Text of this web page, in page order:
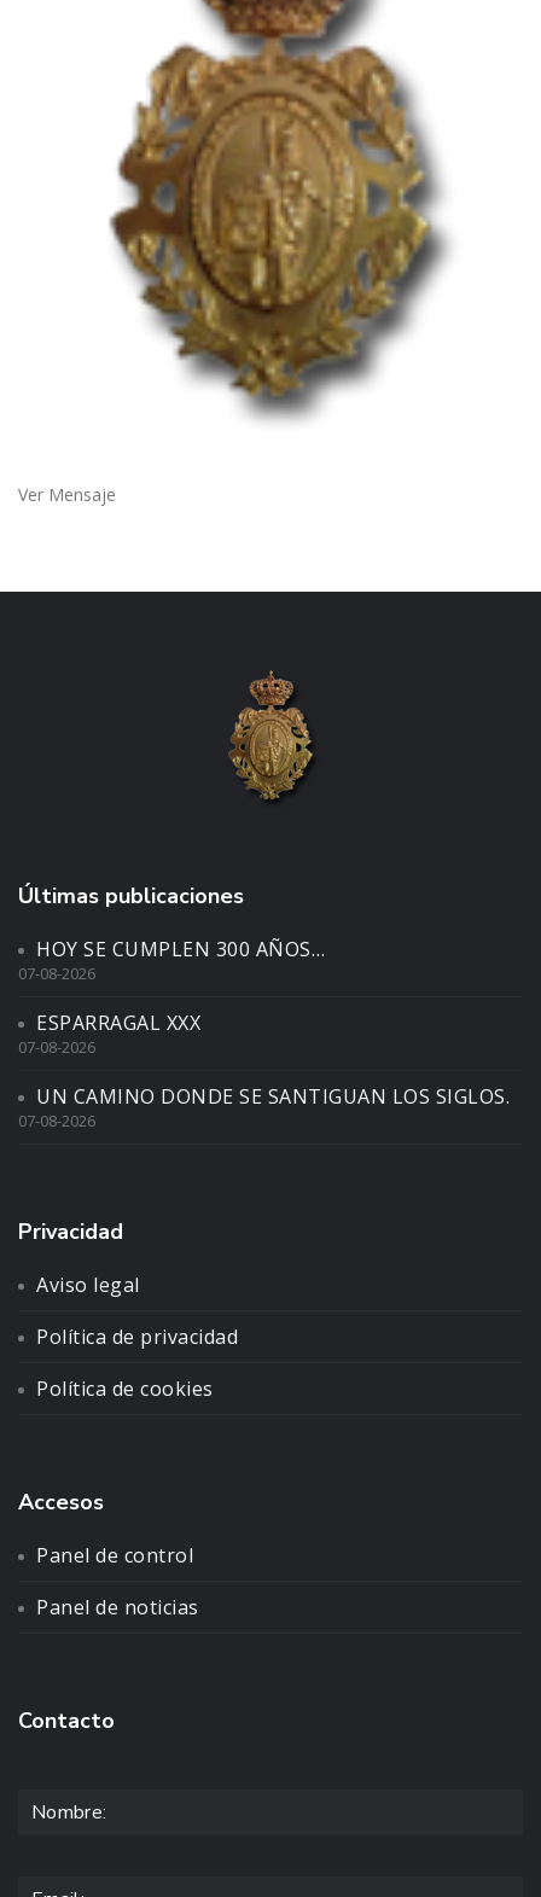
Ver Mensaje
Últimas publicaciones
HOY SE CUMPLEN 300 AÑOS…
07-08-2026
ESPARRAGAL XXX
07-08-2026
UN CAMINO DONDE SE SANTIGUAN LOS SIGLOS.
07-08-2026
Privacidad
Aviso legal
Política de privacidad
Política de cookies
Accesos
Panel de control
Panel de noticias
Contacto